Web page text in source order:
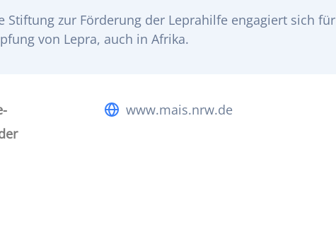
Stiftung zur Förderung der Leprahilfe engagiert sich für
von Lepra, auch in Afrika.
www.mais.nrw.de